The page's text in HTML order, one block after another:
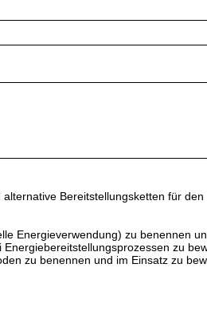
Bereitstellungsketten für
Energieverwendung) zu benennen
zu
zu benennen und im Einsatz zu